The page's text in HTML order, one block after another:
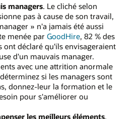
managers. Le cliché selon
pas à cause de son travail,
» n'a jamais été aussi
menée par GoodHire, 82 % des
déclaré qu'ils envisageraient
d'un mauvais manager.
avec une attrition anormale
si les managers sont
donnez-leur la formation et le
pour s'améliorer ou
les meilleurs éléments.